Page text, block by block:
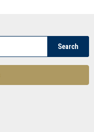
Search